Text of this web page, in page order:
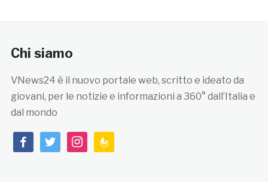
Chi siamo
VNews24 è il nuovo portale web, scritto e ideato da
giovani, per le notizie e informazioni a 360° dall’Italia e
dal mondo
facebooktwitterinstagramfeedburner